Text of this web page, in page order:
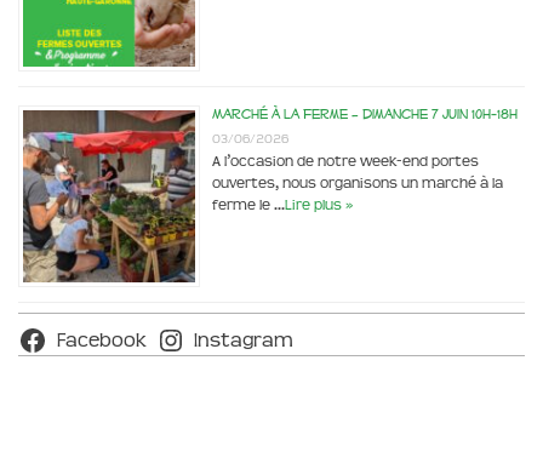
Marché à la ferme – dimanche 7 juin 10h-18h
03/06/2026
A l’occasion de notre week-end portes
ouvertes, nous organisons un marché à la
ferme le …Lire plus »
Facebook Instagram